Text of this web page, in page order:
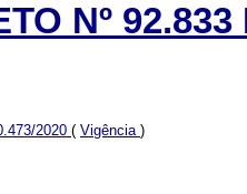
Nº
2020 ( Vigência )